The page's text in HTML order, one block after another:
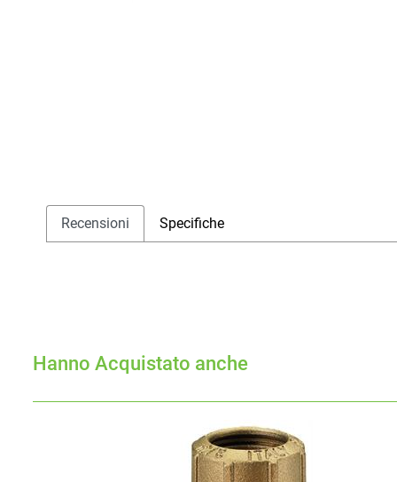
Recensioni Specifiche
Hanno Acquistato anche